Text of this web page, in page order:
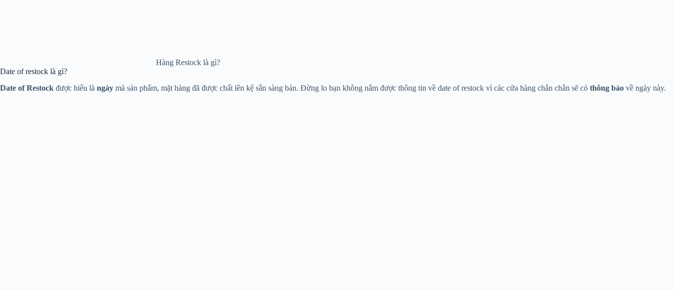
Hàng Restock là gì?
Date of restock là gì?
Date of Restock được hiểu là ngày mà sản phẩm, mặt hàng đã được chất lên kệ sẵn sàng bán. Đừng lo bạn không nắm được thông tin về date of restock vì các cửa hàng chắn chắn sẽ có thông báo về ngày này.